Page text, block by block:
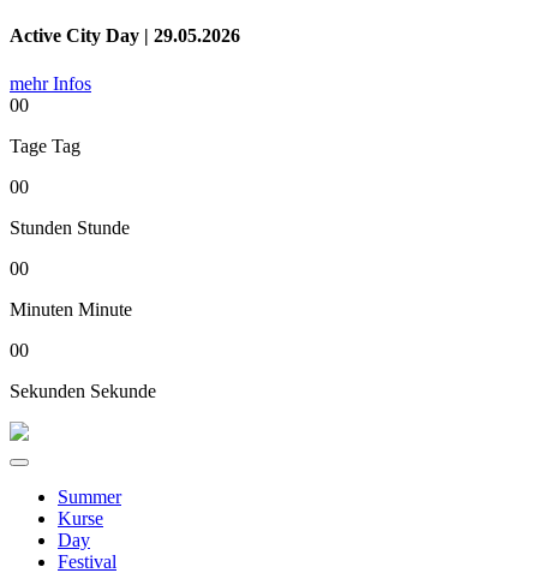
Active City Day | 29.05.2026
mehr Infos
00
Tage Tag
00
Stunden Stunde
00
Minuten Minute
00
Sekunden Sekunde
Summer
Kurse
Day
Festival